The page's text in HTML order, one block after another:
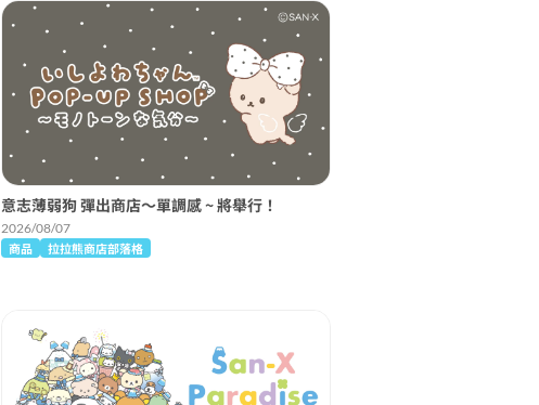
意志薄弱狗 彈出商店〜單調感 ~ 將舉行！
2026/08/07
商品 拉拉熊商店部落格